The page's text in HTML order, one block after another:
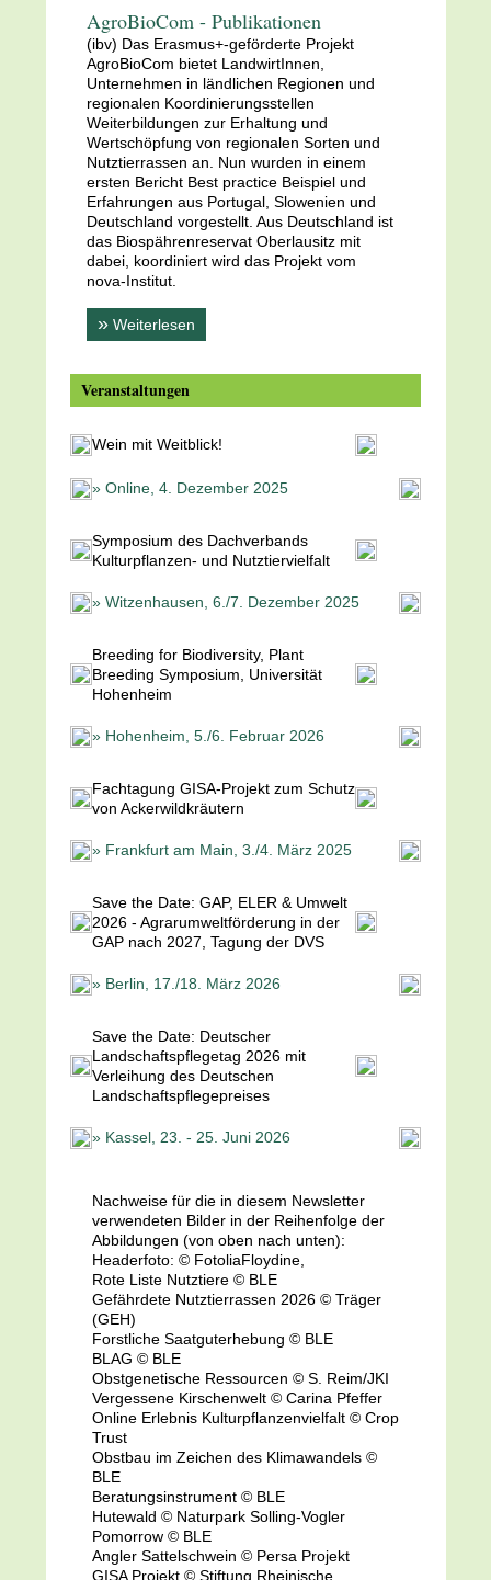
AgroBioCom - Publikationen
(ibv) Das Erasmus+-geförderte Projekt
AgroBioCom bietet LandwirtInnen,
Unternehmen in ländlichen Regionen und
regionalen Koordinierungsstellen
Weiterbildungen zur Erhaltung und
Wertschöpfung von regionalen Sorten und
Nutztierrassen an. Nun wurden in einem
ersten Bericht Best practice Beispiel und
Erfahrungen aus Portugal, Slowenien und
Deutschland vorgestellt. Aus Deutschland ist
das Biospährenreservat Oberlausitz mit
dabei, koordiniert wird das Projekt vom
nova-Institut.
» Weiterlesen
Veranstaltungen
Wein mit Weitblick!
» Online, 4. Dezember 2025
Symposium des Dachverbands
Kulturpflanzen- und Nutztiervielfalt
» Witzenhausen, 6./7. Dezember 2025
Breeding for Biodiversity, Plant
Breeding Symposium, Universität
Hohenheim
» Hohenheim, 5./6. Februar 2026
Fachtagung GISA-Projekt zum Schutz
von Ackerwildkräutern
» Frankfurt am Main, 3./4. März 2025
Save the Date: GAP, ELER & Umwelt
2026 - Agrarumweltförderung in der
GAP nach 2027, Tagung der DVS
» Berlin, 17./18. März 2026
Save the Date: Deutscher
Landschaftspflegetag 2026 mit
Verleihung des Deutschen
Landschaftspflegepreises
» Kassel, 23. - 25. Juni 2026
Nachweise für die in diesem Newsletter
verwendeten Bilder in der Reihenfolge der
Abbildungen (von oben nach unten):
Headerfoto: © FotoliaFloydine,
Rote Liste Nutztiere © BLE
Gefährdete Nutztierrassen 2026 © Träger
(GEH)
Forstliche Saatguterhebung © BLE
BLAG © BLE
Obstgenetische Ressourcen © S. Reim/JKI
Vergessene Kirschenwelt © Carina Pfeffer
Online Erlebnis Kulturpflanzenvielfalt © Crop
Trust
Obstbau im Zeichen des Klimawandels ©
BLE
Beratungsinstrument © BLE
Hutewald © Naturpark Solling-Vogler
Pomorrow © BLE
Angler Sattelschwein © Persa Projekt
GISA Projekt © Stiftung Rheinische